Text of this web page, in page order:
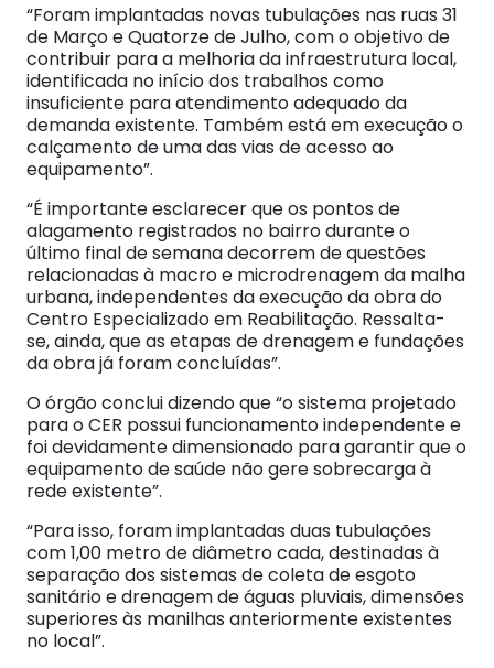
“Foram implantadas novas tubulações nas ruas 31
de Março e Quatorze de Julho, com o objetivo de
contribuir para a melhoria da infraestrutura local,
identificada no início dos trabalhos como
insuficiente para atendimento adequado da
demanda existente. Também está em execução o
calçamento de uma das vias de acesso ao
equipamento”.
“É importante esclarecer que os pontos de
alagamento registrados no bairro durante o
último final de semana decorrem de questões
relacionadas à macro e microdrenagem da malha
urbana, independentes da execução da obra do
Centro Especializado em Reabilitação. Ressalta-
se, ainda, que as etapas de drenagem e fundações
da obra já foram concluídas”.
O órgão conclui dizendo que “o sistema projetado
para o CER possui funcionamento independente e
foi devidamente dimensionado para garantir que o
equipamento de saúde não gere sobrecarga à
rede existente”.
“Para isso, foram implantadas duas tubulações
com 1,00 metro de diâmetro cada, destinadas à
separação dos sistemas de coleta de esgoto
sanitário e drenagem de águas pluviais, dimensões
superiores às manilhas anteriormente existentes
no local”.